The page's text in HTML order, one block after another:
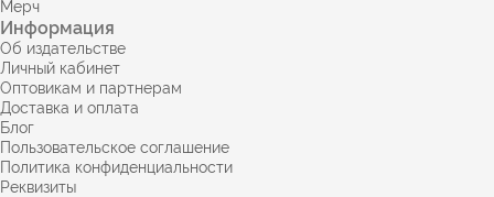
Мерч
Информация
Об издательстве
Личный кабинет
Оптовикам и партнерам
Доставка и оплата
Блог
Пользовательское соглашение
Политика конфиденциальности
Реквизиты